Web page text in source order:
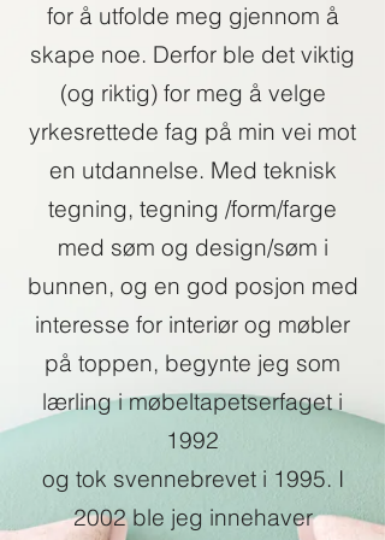
for å utfolde meg gjennom å
skape noe. Derfor ble det viktig
(og riktig) for meg å velge
yrkesrettede fag på min vei mot
en utdannelse. Med teknisk
tegning, tegning /form/farge
med søm og design/søm i
bunnen, og en god posjon med
interesse for interiør og møbler
på toppen, begynte jeg som
lærling i møbeltapetserfageti
1992
og tok svennebrevet i 1995. I
2002 ble jeg innehaver